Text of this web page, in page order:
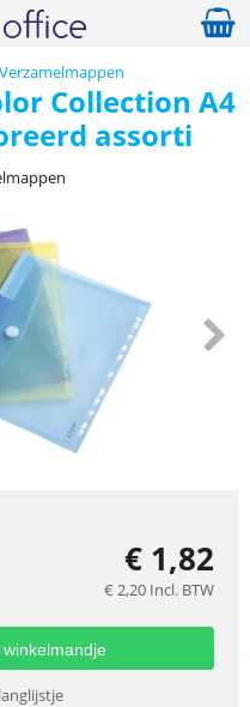
Verzamelmappen
Collection A4
assorti
€ 1,82
€ 2,20 Incl. BTW